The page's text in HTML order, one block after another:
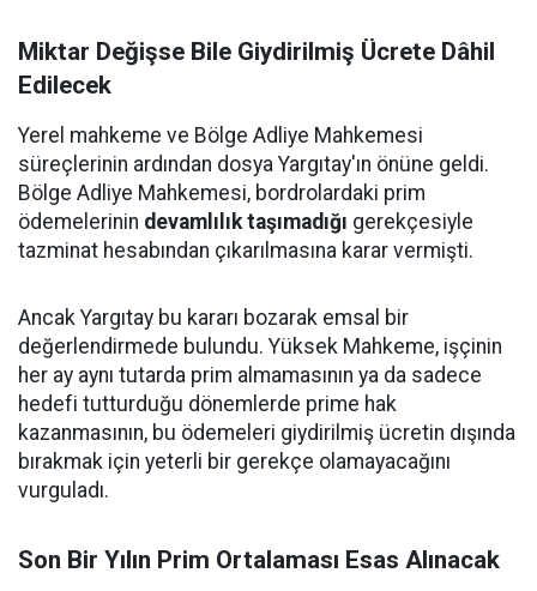
Miktar Değişse Bile Giydirilmiş Ücrete Dâhil
Edilecek
Yerel mahkeme ve Bölge Adliye Mahkemesi
süreçlerinin ardından dosya Yargıtay'ın önüne geldi.
Bölge Adliye Mahkemesi, bordrolardaki prim
ödemelerinin devamlılık taşımadığı gerekçesiyle
tazminat hesabından çıkarılmasına karar vermişti.
Ancak Yargıtay bu kararı bozarak emsal bir
değerlendirmede bulundu. Yüksek Mahkeme, işçinin
her ay aynı tutarda prim almamasının ya da sadece
hedefi tutturduğu dönemlerde prime hak
kazanmasının, bu ödemeleri giydirilmiş ücretin dışında
bırakmak için yeterli bir gerekçe olamayacağını
vurguladı.
Son Bir Yılın Prim Ortalaması Esas Alınacak